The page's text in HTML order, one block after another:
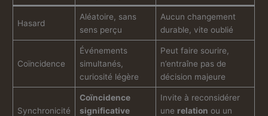
Hasard
Aléatoire, sans
sens perçu
Aucun changement
durable, vite oublié
Coïncidence
Événements
simultanés,
curiosité légère
Peut faire sourire,
n’entraîne pas de
décision majeure
Synchronicité
Coïncidence
significative
Invite à reconsidérer
une relation ou un